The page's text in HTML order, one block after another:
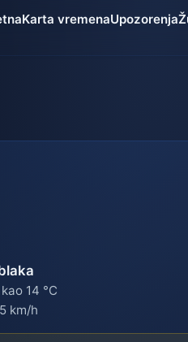
Karta vremenaUpozorenja
14 °C
km/h